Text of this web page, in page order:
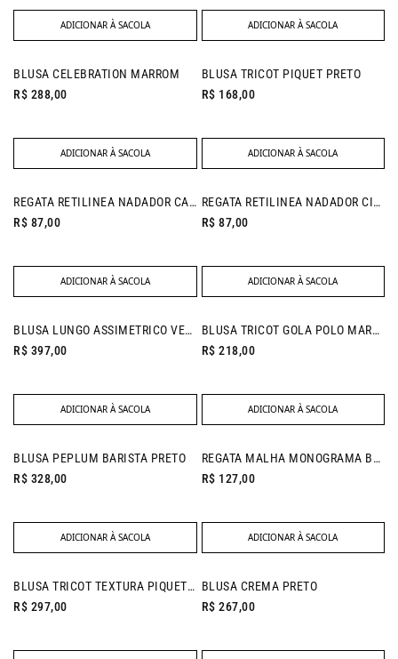
ADICIONAR À SACOLA ADICIONAR À SACOLA
NEW IN
BLUSA CELEBRATION MARROM
R$ 288,00
ADICIONAR À SACOLA
NEW IN
BLUSA TRICOT PIQUET PRETO
R$ 168,00
ADICIONAR À SACOLA
REGATA RETILINEA NADADOR CAQUI
R$ 87,00
ADICIONAR À SACOLA
REGATA RETILINEA NADADOR CINZA MESCLA
R$ 87,00
ADICIONAR À SACOLA
BLUSA LUNGO ASSIMETRICO VERDE MUSGO
R$ 397,00
ADICIONAR À SACOLA
BLUSA TRICOT GOLA POLO MARROM
R$ 218,00
ADICIONAR À SACOLA
BLUSA PEPLUM BARISTA PRETO
R$ 328,00
ADICIONAR À SACOLA
NEW IN
REGATA MALHA MONOGRAMA BRANCO
R$ 127,00
ADICIONAR À SACOLA
BLUSA TRICOT TEXTURA PIQUET PRETO
R$ 297,00
BLUSA CREMA PRETO
R$ 267,00